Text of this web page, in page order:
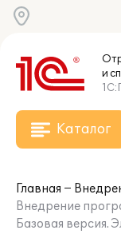
и
Каталог
Главная
Внедрение
Базовая версия.